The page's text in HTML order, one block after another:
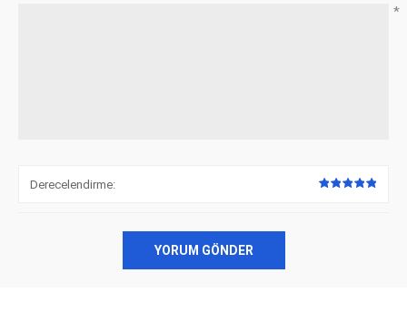
*
Derecelendirme:
YORUM GÖNDER